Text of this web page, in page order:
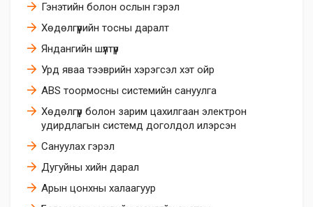
Гэнэтийн болон ослын гэрэл
Хөдөлгүүрийн тосны даралт
Яндангийн шүүлтүүр
Урд яваа тээврийн хэрэгсэл хэт ойр
ABS тоормосны системийн сануулга
Хөдөлгүүр болон зарим цахилгаан электрон
удирдлагын системд доголдол илэрсэн
Сануулах гэрэл
Дугуйны хийн дарал
Арын цонхны халаагуур